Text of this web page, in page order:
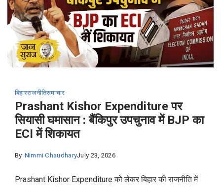
बिहारराजनीतिसमाचार
Prashant Kishor Expenditure पर
सियासी घमासान : बैंकिपुर उपचुनाव में BJP का
ECI में शिकायत
By Nimmi ChaudharyJuly 23, 2026
Prashant Kishor Expenditure को लेकर बिहार की राजनीति में